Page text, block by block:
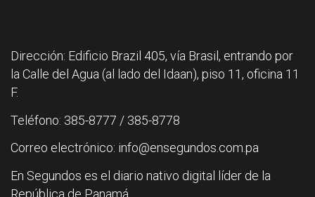
Dirección: Edificio Brazil 405, vía Brasil, entrando por
la Calle del Agua (al lado del Idaan), piso 11, oficina 11
F.
Teléfono: 385-8777 / 385-8778
Correo electrónico: info@ensegundos.com.pa
En Segundos es el diario nativo digital líder de la
República de Panamá.